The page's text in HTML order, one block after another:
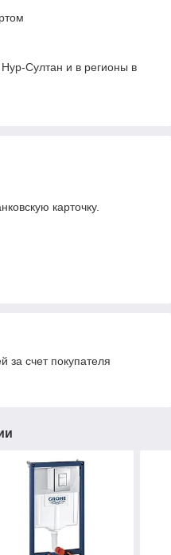
Нур-Султан и в регионы в
карточку.
за счет покупателя